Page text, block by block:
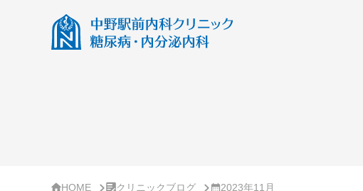
HOME クリニックブログ 2023年11月